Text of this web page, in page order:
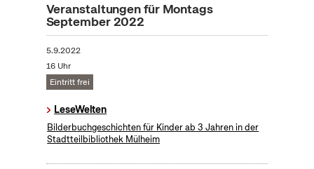
Veranstaltungen für Montags
September 2022
5.9.2022
16 Uhr
Eintritt frei
LeseWelten
Bilderbuchgeschichten für Kinder ab 3 Jahren in der
Stadtteilbibliothek Mülheim